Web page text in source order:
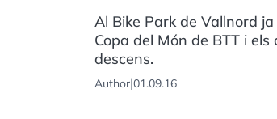
Al Bike Park de Vallnord
Copa del Món de BTT i
descens.
Author|01.09.16